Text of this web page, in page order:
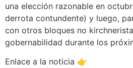
una elección razonable en
derrota contundente) y luego,
con otros bloques no
gobernabilidad durante los
Enlace a la noticia 👉